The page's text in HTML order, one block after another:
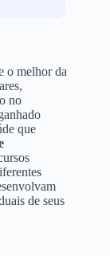
o melhor da
no
que
de seus